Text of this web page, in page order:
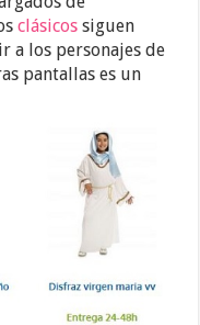
clásicos siguen
a los personajes de
pantallas es un